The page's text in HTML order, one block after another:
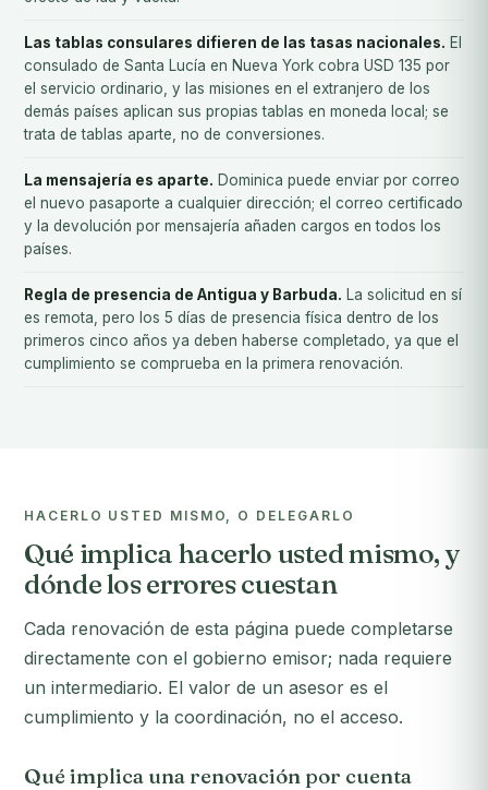
Las tablas consulares difieren de las tasas nacionales. El
consulado de Santa Lucía en Nueva York cobra USD 135 por
el servicio ordinario, y las misiones en el extranjero de los
demás países aplican sus propias tablas en moneda local; se
trata de tablas aparte, no de conversiones.
La mensajería es aparte. Dominica puede enviar por correo
el nuevo pasaporte a cualquier dirección; el correo certificado
y la devolución por mensajería añaden cargos en todos los
países.
Regla de presencia de Antigua y Barbuda. La solicitud en sí
es remota, pero los 5 días de presencia física dentro de los
primeros cinco años ya deben haberse completado, ya que el
cumplimiento se comprueba en la primera renovación.
HACERLO USTED MISMO, O DELEGARLO
Qué implica hacerlo usted mismo, y
dónde los errores cuestan
Cada renovación de esta página puede completarse
directamente con el gobierno emisor; nada requiere
un intermediario. El valor de un asesor es el
cumplimiento y la coordinación, no el acceso.
Qué implica una renovación por cuenta